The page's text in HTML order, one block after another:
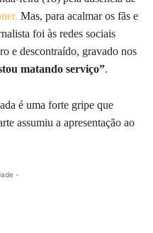
Mas, para acalmar os fãs e
foi às redes sociais
e descontraído, gravado nos
matando serviço”.
é uma forte gripe que
assumiu a apresentação ao
-